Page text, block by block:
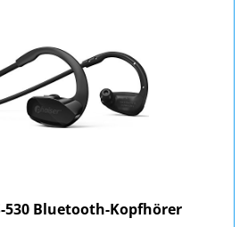
530 Bluetooth-Kopfhörer